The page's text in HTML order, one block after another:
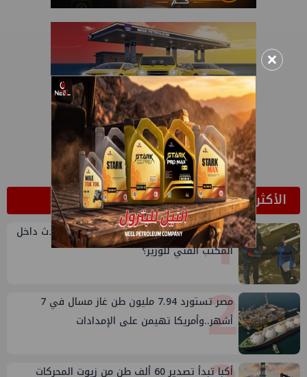
الأكثر قراءة
1
صورة البرجولة وعفريتة التسريبات..ماذا يحدث داخل
المكتب الفني للوزير؟
2
مصر تستورد 7.94 مليون طن غاز مسال في 7
أشهر..وأمريكا تهيمن على الإمدادات
أكبا تبدأ تصدير 60 ألف طن من زيوت المحركات
×